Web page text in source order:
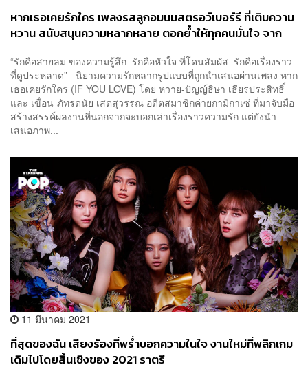
หากเธอเคยรักใคร เพลงรสลูกอมนมสตรอว์เบอร์รี ที่เติมความ
หวาน สนับสนุนความหลากหลาย ตอกย้ำให้ทุกคนมั่นใจ จาก
“รักคือสายลม ของความรู้สึก รักคือหัวใจ ที่โดนสัมผัส รักคือเรื่องราว
ที่ดูประหลาด” นิยามความรักหลากรูปแบบที่ถูกนำเสนอผ่านเพลง หาก
เธอเคยรักใคร (IF YOU LOVE) โดย หวาย-ปัญญ์ธิษา เธียรประสิทธิ์
และ เขื่อน-ภัทรดนัย เสตสุวรรณ อดีตสมาชิกค่ายกามิกาเซ่ ที่มาจับมือ
สร้างสรรค์ผลงานที่นอกจากจะบอกเล่าเรื่องราวความรัก แต่ยังนำ
เสนอภาพ...
11 มีนาคม 2021
ที่สุดของฉัน เสียงร้องที่พร่ำบอกความในใจ งานใหม่ที่พลิกเกม
เดิมไปโดยสิ้นเชิงของ 2021 ราตรี